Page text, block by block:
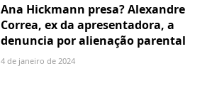
Ana Hickmann presa? Alexandre
Correa, ex da apresentadora, a
denuncia por alienação parental
4 de janeiro de 2024